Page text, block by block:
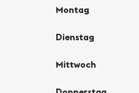
Montag
Dienstag
Mittwoch